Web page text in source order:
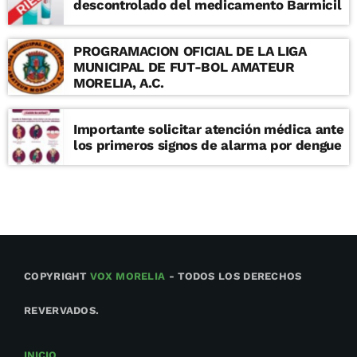
colonia Vasco de Quiroga, en Morelia,
Michoacán.
descontrolado del medicamento Barmicil
PROGRAMACION OFICIAL DE LA LIGA
MUNICIPAL DE FUT-BOL AMATEUR
MORELIA, A.C.
Importante solicitar atención médica ante
los primeros signos de alarma por dengue
COPYRIGHTVOX MORELIA - TODOS LOS DERECHOS
REVERVADOS.